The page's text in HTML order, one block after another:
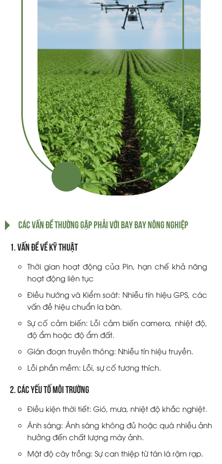
CÁC VẤN ĐỀ THƯỜNG GẶP PHẢI VỚI BAY BAY NÔNG NGHIỆP
1. Vấn đề về kỹ thuật
Thời gian hoạt động của Pin, hạn chế khả năng
hoạt động liên tục
Điều hướng và Kiểm soát: Nhiễu tín hiệu GPS, các
vấn đề hiệu chuẩn la bàn.
Sự cố cảm biến: Lỗi cảm biến camera, nhiệt độ,
độ ẩm hoặc độ ẩm đất.
Gián đoạn truyền thông: Nhiễu tín hiệu truyền.
Lỗi phần mềm: Lỗi, sự cố tương thích.
2. Các yếu tố môi trường
Điều kiện thời tiết: Gió, mưa, nhiệt độ khắc nghiệt.
Ánh sáng: Ánh sáng không đủ hoặc quá nhiều ảnh
hưởng đến chất lượng máy ảnh.
Mật độ cây trồng: Sự can thiệp từ tán lá rậm rạp.